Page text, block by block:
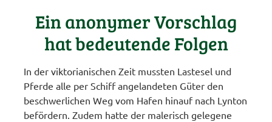
Ein anonymer Vorschlag
hat bedeutende Folgen
In der viktorianischen Zeit mussten Lastesel und
Pferde alle per Schiff angelandeten Güter den
beschwerlichen Weg vom Hafen hinauf nach Lynton
befördern. Zudem hatte der malerisch gelegene